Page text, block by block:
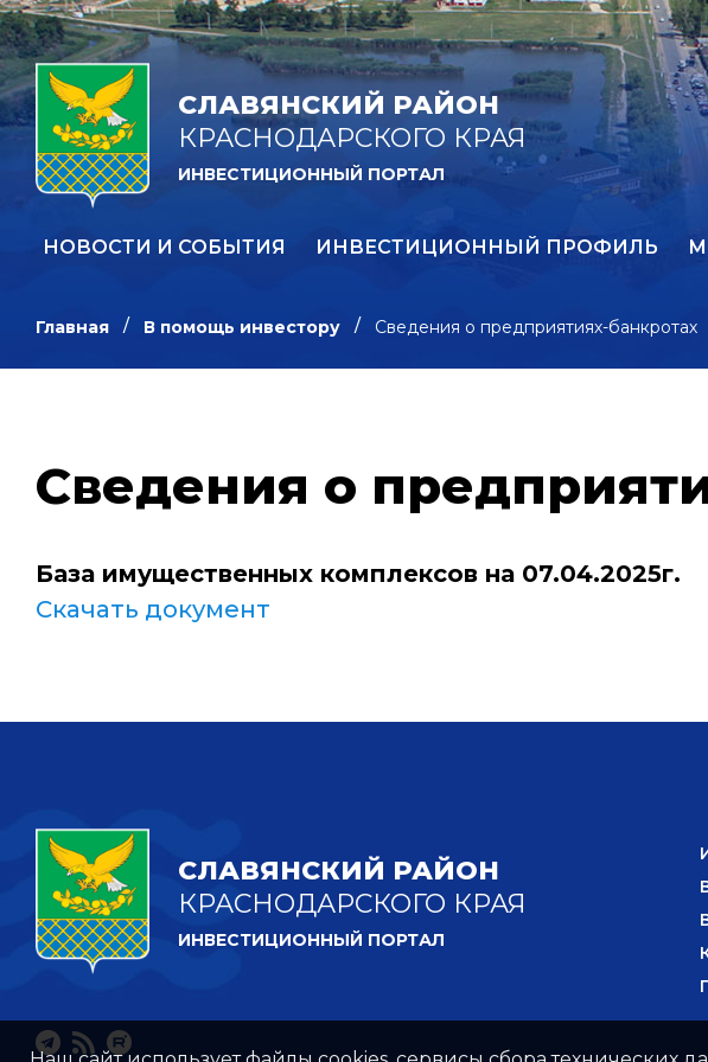
СЛАВЯНСКИЙ РАЙОН
КРАСНОДАРСКОГО КРАЯ
ИНВЕСТИЦИОННЫЙ ПОРТАЛ
НОВОСТИ И СОБЫТИЯ ИНВЕСТИЦИОННЫЙ ПРОФИЛЬ
Главная В помощь инвестору Сведения о предприятиях-банкротах
Сведения о
База имущественных комплексов на 07.04.2025г.
Скачать документ
СЛАВЯНСКИЙ РАЙОН
КРАСНОДАРСКОГО КРАЯ
ИНВЕСТИЦИОННЫЙ ПОРТАЛ